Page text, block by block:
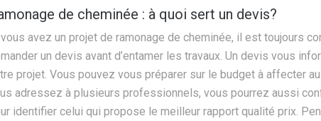
de cheminée : à quoi sert un devis?
avez un projet de ramonage de cheminée, il est toujours
un devis avant d’entamer les travaux. Un devis vous
projet. Vous pouvez vous préparer sur le budget à affecter
adressez à plusieurs professionnels, vous pourrez aussi
identifier celui qui propose le meilleur rapport qualité prix.